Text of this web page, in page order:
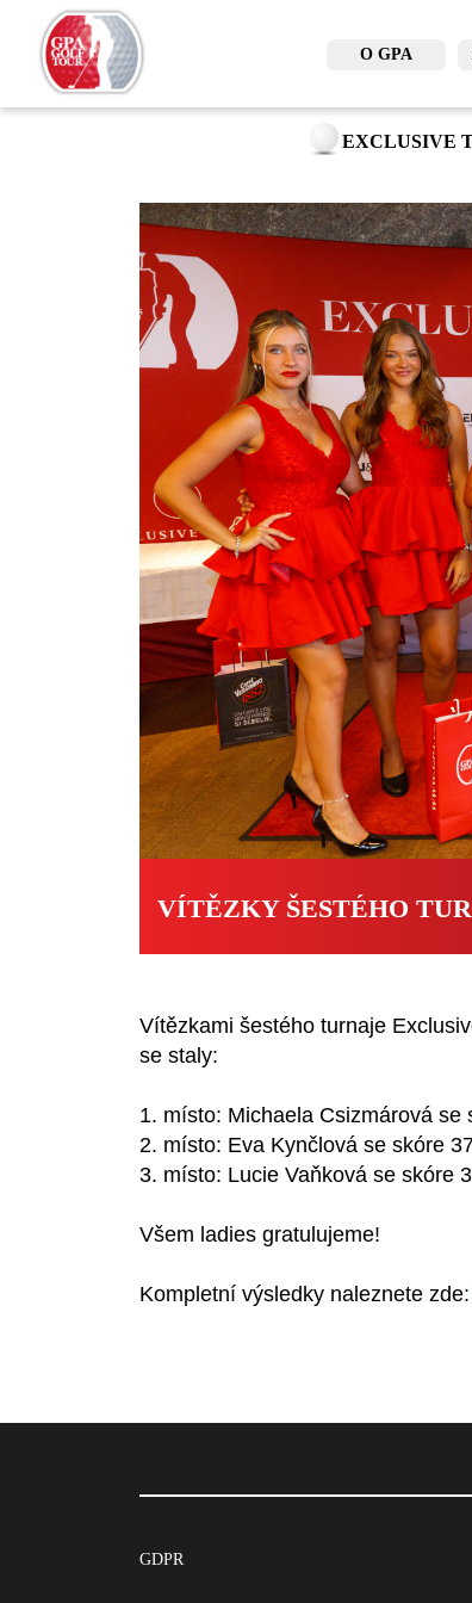
O GPA
EXCLUSIVE
VÍTĚZKY ŠESTÉHO
Vítězkami šestého turnaje
se staly:
1. místo: Michaela Csizmárová se
2. místo: Eva Kynčlová se skóre
3. místo: Lucie Vaňková se skóre
Všem ladies gratulujeme!
Kompletní výsledky naleznete zde:
GDPR